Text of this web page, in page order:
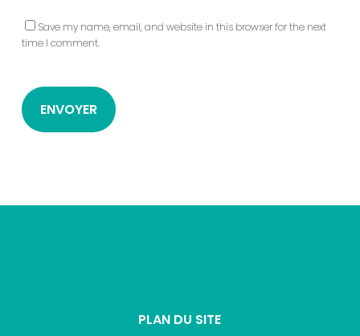
Save my name, email, and website in this browser for the next
time I comment.
PLAN DU SITE